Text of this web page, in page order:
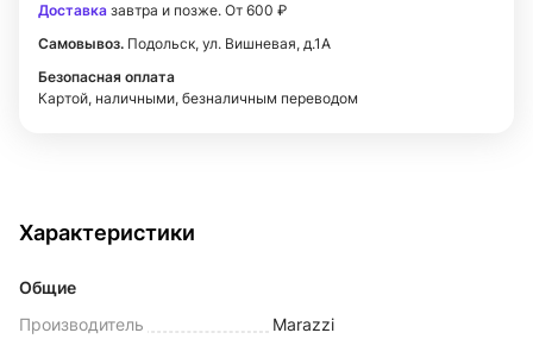
Доставка завтра и позже. От 600 ₽
Самовывоз. Подольск, ул. Вишневая, д.1А
Безопасная оплата
Картой, наличными, безналичным переводом
Характеристики
Общие
Производитель
Marazzi